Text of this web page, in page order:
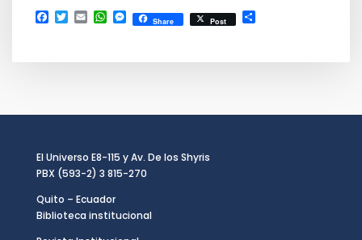
Facebook
TwitterEmailWhatsApp
Messenger
Share Post
El Universo E8-115 y Av. De los Shyris
PBX (593-2) 3 815-270
Quito – Ecuador
Biblioteca institucional